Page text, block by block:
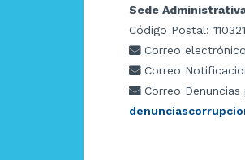
Sede
Código Postal: 110321
Correo
Correo
Correo Denuncias